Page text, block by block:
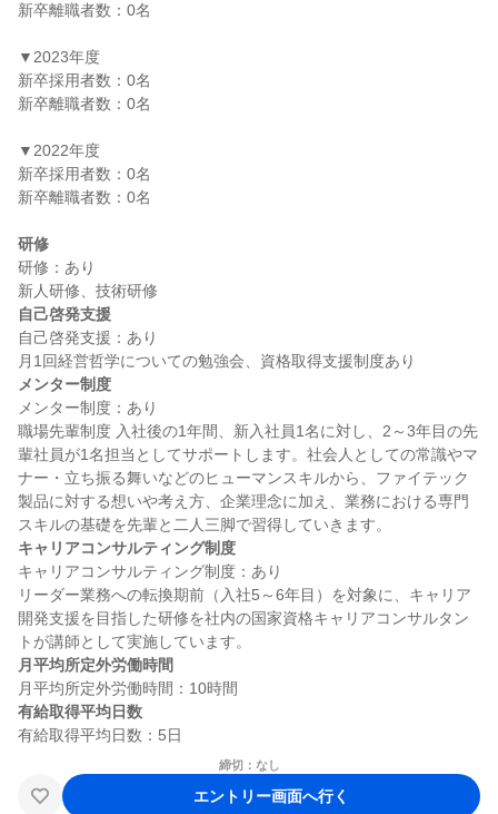
新卒離職者数：0名
▼2023年度
新卒採用者数：0名
新卒離職者数：0名
▼2022年度
新卒採用者数：0名
新卒離職者数：0名
研修
研修：あり
自己啓発支援
自己啓発支援：あり
メンター制度
メンター制度：あり
職場先輩制度 入社後の1年間、新入社員1名に対し、2～3年目の先
輩社員が1名担当としてサポートします。社会人としての常識やマ
ナー・立ち振る舞いなどのヒューマンスキルから、ファイテック
製品に対する想いや考え方、企業理念に加え、業務における専門
キャリアコンサルティング制度
キャリアコンサルティング制度：あり
リーダー業務への転換期前（入社5～6年目）を対象に、キャリア
開発支援を目指した研修を社内の国家資格キャリアコンサルタン
月平均所定外労働時間
有給取得平均日数
締切：なし
エントリー画面へ行く